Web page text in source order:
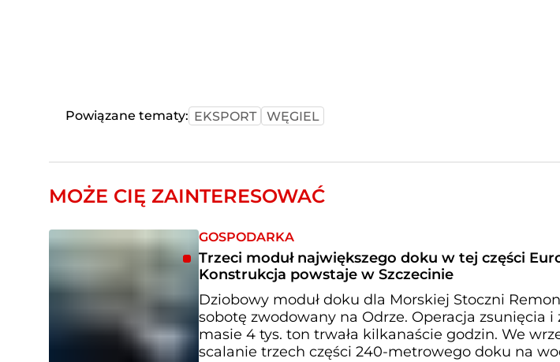
Powiązane tematy: EKSPORT WĘGIEL
MOŻE CIĘ ZAINTERESOWAĆ
GOSPODARKA
Trzeci moduł największego doku w tej części
Konstrukcja powstaje w Szczecinie
Dziobowy moduł doku dla Morskiej Stoczni
sobotę zwodowany na Odrze. Operacja zsunięcia
masie 4 tys. ton trwała kilkanaście godzin. We
scalanie trzech części 240-metrowego doku na